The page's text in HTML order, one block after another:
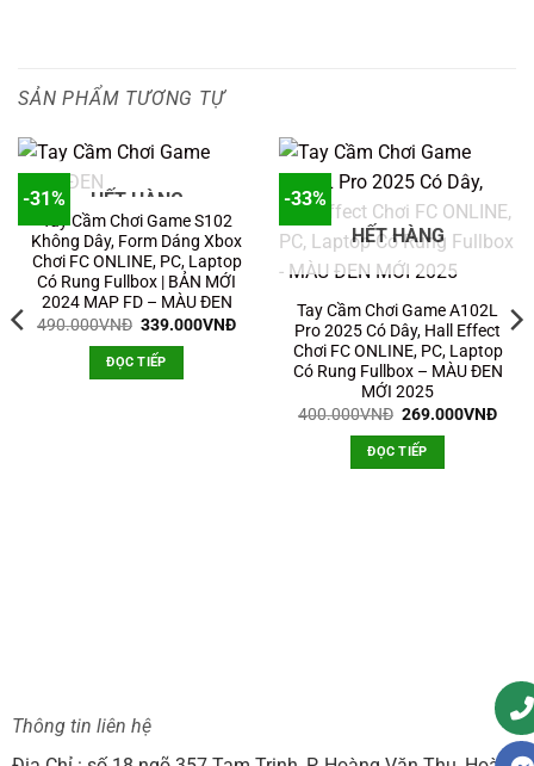
SẢN PHẨM TƯƠNG TỰ
-31% HẾT HÀNG
Tay Cầm Chơi Game S102
Không Dây, Form Dáng Xbox
Chơi FC ONLINE, PC, Laptop
Có Rung Fullbox | BẢN MỚI
2024 MAP FD – MÀU ĐEN
490.000VNĐ Giá
là:
490.000VNĐ.
339.000VNĐGiá
ĐỌC TIẾP
-33%
HẾT HÀNG
Tay Cầm Chơi Game A102L
Pro 2025 Có Dây, Hall Effect
Chơi FC ONLINE, PC, Laptop
Có Rung Fullbox – MÀU ĐEN
MỚI 2025
400.000VNĐ Giá
là:
400.000VNĐ.
269.000VNĐGiá
ĐỌC TIẾP
Thông tin liên hệ